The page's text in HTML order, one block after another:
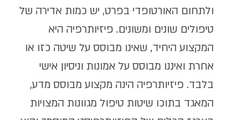
ולתחום האורטופדי בפרט, יש כמות אדירה של
טיפולים שונים ומשונים. פיזיותרפיה היא
המקצוע היחיד, שאינו מבוסס על שיטה כזו או
אחרת ואיננו מבוסס על אמונות וניסיון אישי
בלבד. פיזיותרפיה הינה מקצוע מבוסס מדע,
המאגד בתוכו שיטות טיפול מגוונות המצויות